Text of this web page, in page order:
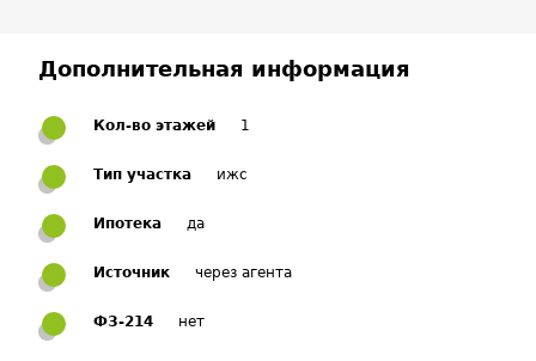
Дополнительная информация
Кол-во этажей 1
Тип участка ижс
Ипотека да
Источник через агента
ФЗ-214 нет